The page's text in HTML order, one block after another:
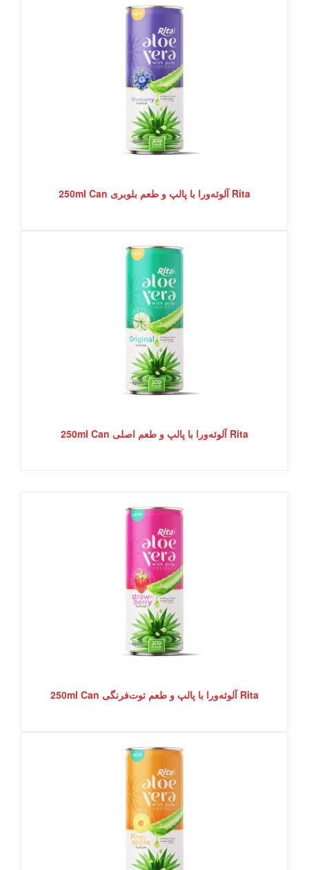
Rita آلوئه‌ورا با پالپ و طعم بلوبری 250ml Can
Rita آلوئه‌ورا با پالپ و طعم اصلی 250ml Can
Rita آلوئه‌ورا با پالپ و طعم توت‌فرنگی 250ml Can